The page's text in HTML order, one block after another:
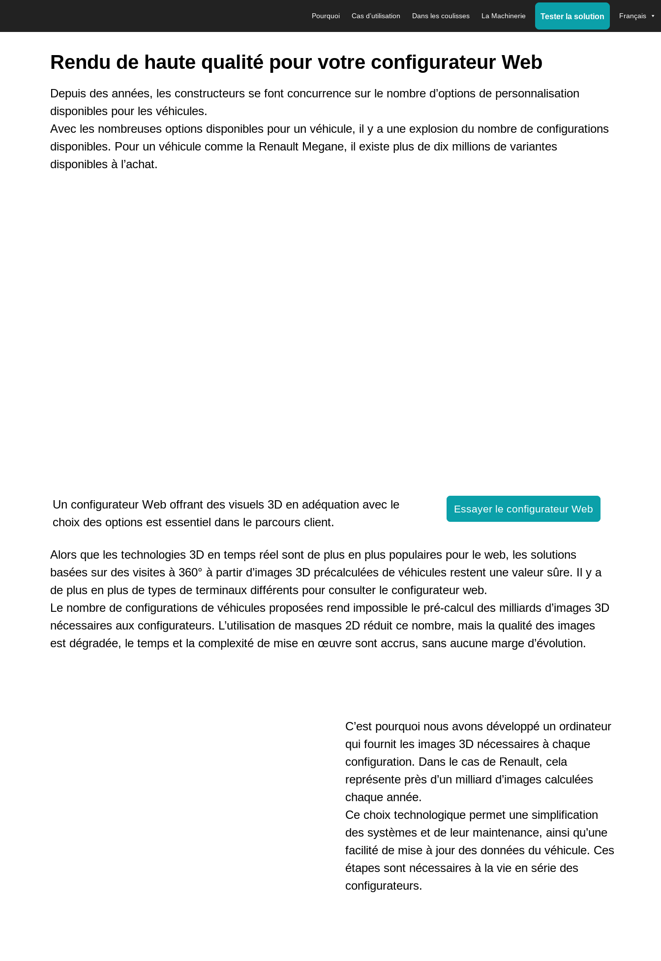
Pourquoi Cas d’utilisation Dans les coulisses La Machinerie Tester la solution Français
Rendu de haute qualité pour votre configurateur Web
Depuis des années, les constructeurs se font concurrence sur le nombre d’options de personnalisation
disponibles pour les véhicules.
Avec les nombreuses options disponibles pour un véhicule, il y a une explosion du nombre de configurations
disponibles. Pour un véhicule comme la Renault Megane, il existe plus de dix millions de variantes
disponibles à l’achat.
Un configurateur Web offrant des visuels 3D en adéquation avec le
choix des options est essentiel dans le parcours client.
Essayer le configurateur Web
Alors que les technologies 3D en temps réel sont de plus en plus populaires pour le web, les solutions
basées sur des visites à 360° à partir d’images 3D précalculées de véhicules restent une valeur sûre. Il y a
de plus en plus de types de terminaux différents pour consulter le configurateur web.
Le nombre de configurations de véhicules proposées rend impossible le pré-calcul des milliards d’images 3D
nécessaires aux configurateurs. L’utilisation de masques 2D réduit ce nombre, mais la qualité des images
est dégradée, le temps et la complexité de mise en œuvre sont accrus, sans aucune marge d’évolution.
C’est pourquoi nous avons développé un ordinateur
qui fournit les images 3D nécessaires à chaque
configuration. Dans le cas de Renault, cela
représente près d’un milliard d’images calculées
chaque année.
Ce choix technologique permet une simplification
des systèmes et de leur maintenance, ainsi qu’une
facilité de mise à jour des données du véhicule. Ces
étapes sont nécessaires à la vie en série des
configurateurs.